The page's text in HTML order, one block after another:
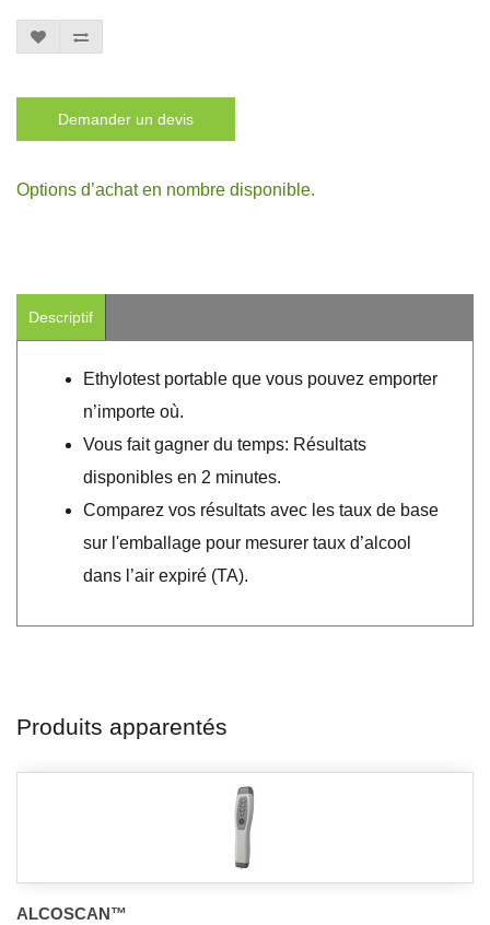
Demander un devis
Options d’achat en nombre disponible.
Descriptif
Ethylotest portable que vous pouvez emporter
n’importe où.
Vous fait gagner du temps: Résultats
disponibles en 2 minutes.
Comparez vos résultats avec les taux de base
sur l'emballage pour mesurer taux d’alcool
dans l’air expiré (TA).
Produits apparentés
ALCOSCAN™